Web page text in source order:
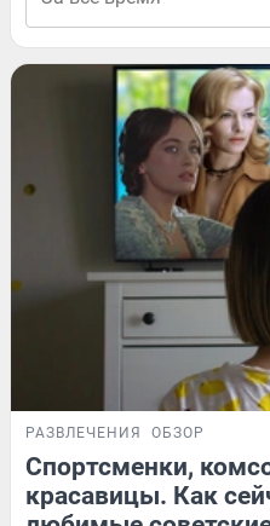
РАЗВЛЕЧЕНИЯ ОБЗОР
Спортсменки,
красавицы. Как